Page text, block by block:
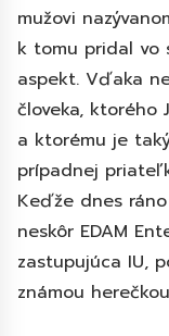
mužovi
k tomu pridal vo
aspekt. Vďaka
človeka, ktorého
a ktorému je
prípadnej
Keďže dnes
neskôr EDAM
zastupujúca IU,
známou